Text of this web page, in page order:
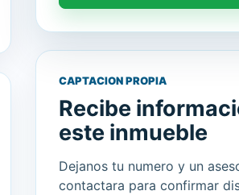
CAPTACION PROPIA
Recibe
este inmueble
Dejanos tu numero y un
contactara para confirmar